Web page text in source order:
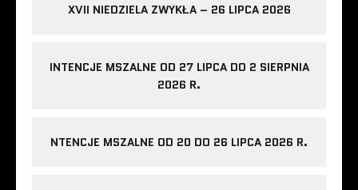
XVII NIEDZIELA ZWYKŁA – 26 LIPCA 2026
INTENCJE MSZALNE OD 27 LIPCA DO 2 SIERPNIA
2026 R.
NTENCJE MSZALNE OD 20 DO 26 LIPCA 2026 R.